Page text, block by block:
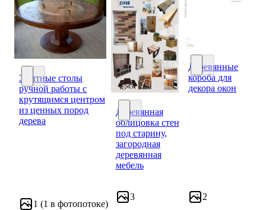
Элитные столы ручной работы с крутящимся центром из
Элитные столы
ручной работы с
крутящимся центром
из ценных пород
дерева
1 (1 в фотопотоке)
Деревянная облицовка стен под
Деревянная
облицовка стен
под старину,
загородная
деревянная
мебель
3
Деревянные
Деревянные
короба для
декора окон
2